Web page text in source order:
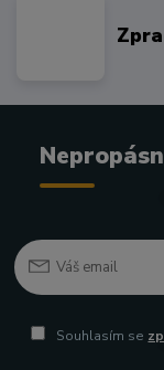
Souhlasím se